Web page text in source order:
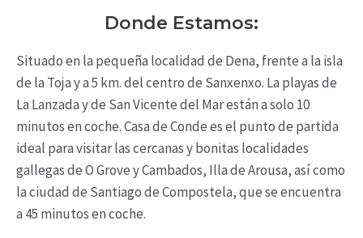
Donde Estamos:
Situado en la pequeña localidad de Dena, frente a la isla
de la Toja y a 5 km. del centro de Sanxenxo. La playas de
La Lanzada y de San Vicente del Mar están a solo 10
minutos en coche. Casa de Conde es el punto de partida
ideal para visitar las cercanas y bonitas localidades
gallegas de O Grove y Cambados, Illa de Arousa, así como
la ciudad de Santiago de Compostela, que se encuentra
a 45 minutos en coche.